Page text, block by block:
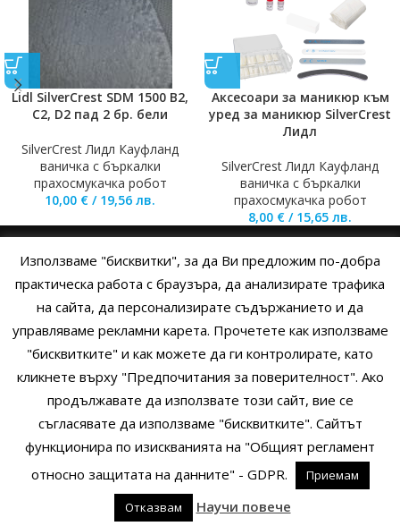
Lidl SilverCrest SDM 1500 B2,
C2, D2 пад 2 бр. бели
SilverCrest Лидл Кауфланд
ваничка с бъркалки
прахосмукачка робот
10,00 € / 19,56 лв.
Аксесоари за маникюр към
уред за мaникюр SilverCrest
Лидл
SilverCrest Лидл Кауфланд
ваничка с бъркалки
прахосмукачка робот
8,00 € / 15,65 лв.
УСЛОВИЯ И ПРАВИЛА
ПОЛИТИКА НА БИСКВИТКИТЕПОЛИТИКА ЗА ПОВЕРИТЕЛНОСТ
Copyright © 2014 - 2024 Zigifly.com — Developed by We Work With
You
Използваме "бисквитки", за да Ви предложим по-добра
практическа работа с браузъра, да анализирате трафика
на сайта, да персонализирате съдържанието и да
управляваме рекламни карета. Прочетете как използваме
"бисквитките" и как можете да ги контролирате, като
кликнете върху "Предпочитания за поверителност". Ако
продължавате да използвате този сайт, вие се
съгласявате да използваме "бисквитките". Сайтът
функционира по изискванията на "Общият регламент
относно защитата на данните" - GDPR.
Приемам
Отказвам
Научи повече